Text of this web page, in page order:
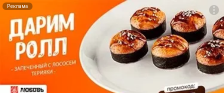
Реклама